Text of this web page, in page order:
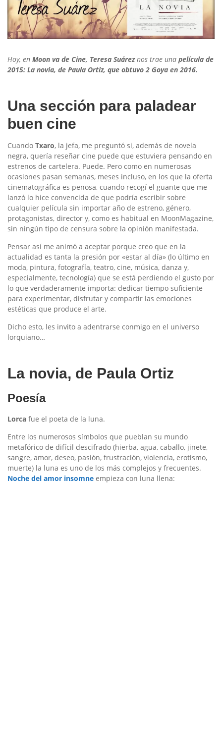
Hoy, en Moon va de Cine, Teresa Suáreznos trae una película de
2015: La novia, de Paula Ortiz, que obtuvo 2 Goya en 2016.
Una sección para paladear
buen cine
Cuando Txaro, la jefa, me preguntó si, además de novela
negra, quería reseñar cine puede que estuviera pensando en
estrenos de cartelera. Puede. Pero como en numerosas
ocasiones pasan semanas, meses incluso, en los que la oferta
cinematográfica es penosa, cuando recogí el guante que me
lanzó lo hice convencida de que podría escribir sobre
cualquier película sin importar año de estreno, género,
protagonistas, director y, como es habitual en MoonMagazine,
sin ningún tipo de censura sobre la opinión manifestada.
Pensar así me animó a aceptar porque creo que en la
actualidad es tanta la presión por «estar al día» (lo último en
moda, pintura, fotografía, teatro, cine, música, danza y,
especialmente, tecnología) que se está perdiendo el gusto por
lo que verdaderamente importa: dedicar tiempo suficiente
para experimentar, disfrutar y compartir las emociones
estéticas que produce el arte.
Dicho esto, les invito a adentrarse conmigo en el universo
lorquiano…
La novia, de Paula Ortiz
Poesía
Lorca fue el poeta de la luna.
Entre los numerosos símbolos que pueblan su mundo
metafórico de difícil descifrado (hierba, agua, caballo, jinete,
sangre, amor, deseo, pasión, frustración, violencia, erotismo,
muerte) la luna es uno de los más complejos y frecuentes.
Noche del amor insomne empieza con luna llena: